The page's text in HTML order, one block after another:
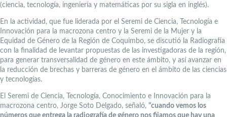
(ciencia, tecnología, ingeniería y matemáticas por su sigla en inglés).
En la actividad, que fue liderada por el Seremi de Ciencia, Tecnología e
Innovación para la macrozona centro y la Seremi de la Mujer y la
Equidad de Género de la Región de Coquimbo, se discutió la Radiografía
con la finalidad de levantar propuestas de las investigadoras de la región,
para generar transversalidad de género en este ámbito, y así avanzar en
la reducción de brechas y barreras de género en el ámbito de las ciencias
y tecnologías.
El Seremi de Ciencia, Tecnología, Conocimiento e Innovación para la
macrozona centro, Jorge Soto Delgado, señaló, “cuando vemos los